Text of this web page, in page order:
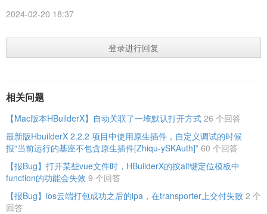
2024-02-20 18:37
登录进行回复
相关问题
【Mac版本HBuilderX】自动关联了一堆默认打开方式 26 个回答
最新版HbuilderX 2.2.2 项目中使用原生插件，自定义调试的时候
报“当前运行的基座不包含原生插件[Zhiqu-ySKAuth]” 60 个回答
【报Bug】打开某些vue文件时，HBuilderX的按alt键定位模板中
function的功能会失效 9 个回答
【报Bug】ios云端打包成功之后的ipa，在transporter上交付失败 2 个
回答